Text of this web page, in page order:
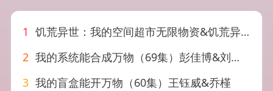
1 饥荒异世：我的空间超市无限物资&饥荒异世我的空间超市无限物资（60集）AI短剧
2 我的系统能合成万物（69集）彭佳博&刘霖诺
3 我的盲盒能开万物（60集）王钰威&乔槿